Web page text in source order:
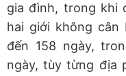
gia đình, trong khi
hai giới không cân
đến 158 ngày,
ngày, tùy từng địa